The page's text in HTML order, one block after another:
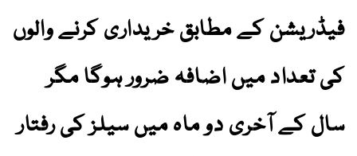
فیڈریشن کے مطابق خریداری کرنے والوں
کی تعداد میں اضافہ ضرور ہوگا مگر
سال کے آخری دو ماہ میں سیلز کی رفتار